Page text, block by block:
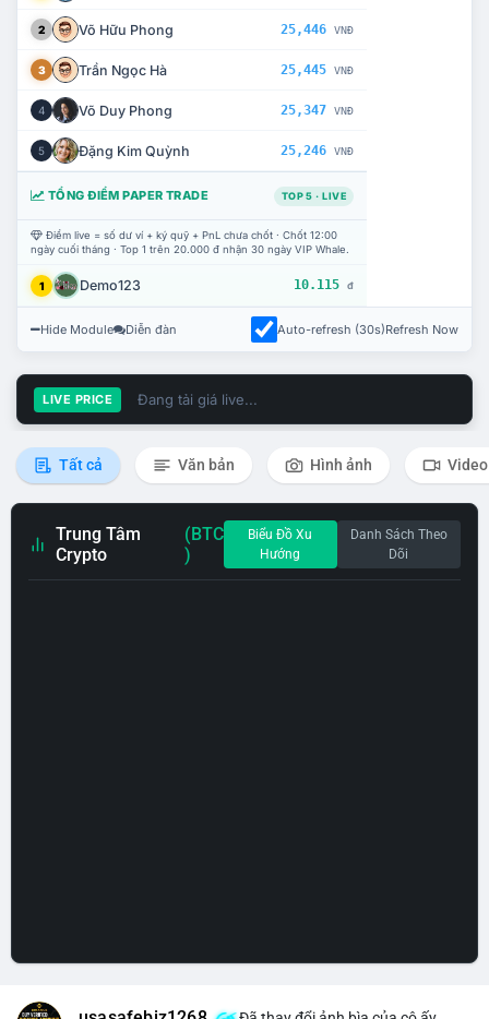
2 Võ Hữu Phong 25,446 VNĐ
3 Trần Ngọc Hà 25,445 VNĐ
4 Võ Duy Phong 25,347 VNĐ
5 Đặng Kim Quỳnh 25,246 VNĐ
TỔNG ĐIỂM PAPER TRADE TOP 5 · LIVE
Điểm live = số dư ví + ký quỹ + PnL chưa chốt · Chốt 12:00
ngày cuối tháng · Top 1 trên 20.000 đ nhận 30 ngày VIP Whale.
1 Demo123 10.115 đ
Hide Module Diễn đàn Auto-refresh (30s)Refresh Now
LIVE PRICE Đang tải giá live...
Tất cả Văn bản Hình ảnh Video
Trung Tâm
Crypto
(BTC
)
Biểu Đồ Xu
Hướng
Danh Sách Theo
Dõi